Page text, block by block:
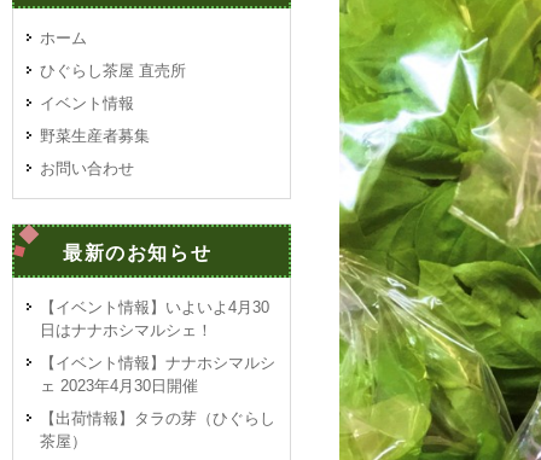
ホーム
ひぐらし茶屋 直売所
イベント情報
野菜生産者募集
お問い合わせ
最新のお知らせ
【イベント情報】いよいよ4月30
日はナナホシマルシェ！
【イベント情報】ナナホシマルシ
ェ 2023年4月30日開催
【出荷情報】タラの芽（ひぐらし
茶屋）